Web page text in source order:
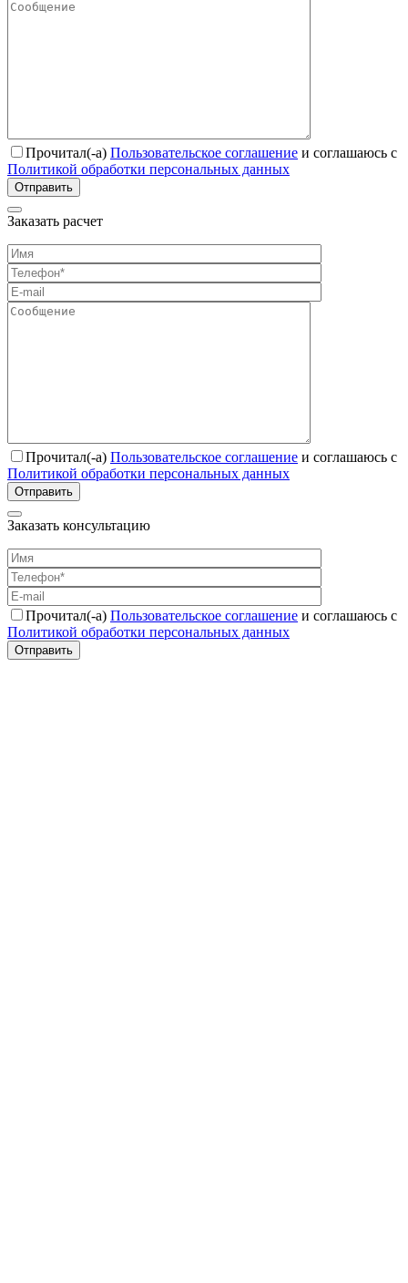
Прочитал(-а) Пользовательское соглашение и соглашаюсь с
Политикой обработки персональных данных
Отправить
Заказать расчет
Прочитал(-а) Пользовательское соглашение и соглашаюсь с
Политикой обработки персональных данных
Отправить
Заказать консультацию
Прочитал(-а) Пользовательское соглашение и соглашаюсь с
Политикой обработки персональных данных
Отправить